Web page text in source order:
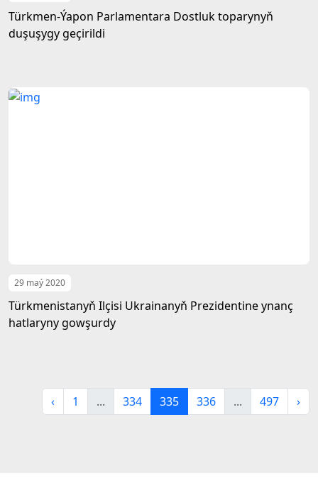
Türkmen-Ýapon Parlamentara Dostluk toparynyň
duşuşygy geçirildi
29 maý 2020
Türkmenistanyň Ilçisi Ukrainanyň Prezidentine ynanç
hatlaryny gowşurdy
‹ 1 ... 334 335 336 ... 497 ›